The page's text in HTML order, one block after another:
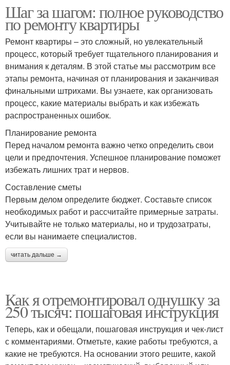
Шаг за шагом: полное руководство
по ремонту квартиры
Ремонт квартиры – это сложный, но увлекательный
процесс, который требует тщательного планирования и
внимания к деталям. В этой статье мы рассмотрим все
этапы ремонта, начиная от планирования и заканчивая
финальными штрихами. Вы узнаете, как организовать
процесс, какие материалы выбрать и как избежать
распространенных ошибок.
Планирование ремонта
Перед началом ремонта важно четко определить свои
цели и предпочтения. Успешное планирование поможет
избежать лишних трат и нервов.
Составление сметы
Первым делом определите бюджет. Составьте список
необходимых работ и рассчитайте примерные затраты.
Учитывайте не только материалы, но и трудозатраты,
если вы нанимаете специалистов.
читать дальше →
Как я отремонтировал однушку за
250 тысяч: пошаговая инструкция
Теперь, как и обещали, пошаговая инструкция и чек-лист
с комментариями. Отметьте, какие работы требуются, а
какие не требуются. На основании этого решите, какой